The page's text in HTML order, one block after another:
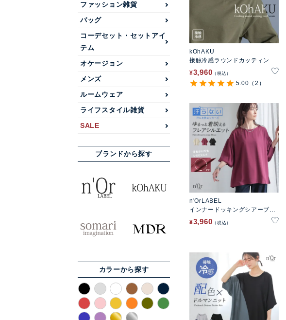
ファッション雑貨
バッグ
コーデセット・セットアイ
テム
オケージョン
メンズ
ルームウェア
ライフスタイル雑貨
SALE
ブランドから探す
カラーから探す
kOhAKU
接触冷感ラウンドカッティング
カットソー
¥3,960 税込
5.00 （2）
n'OrLABEL
インナードッキングシアーブラ
ウス
¥3,960 税込